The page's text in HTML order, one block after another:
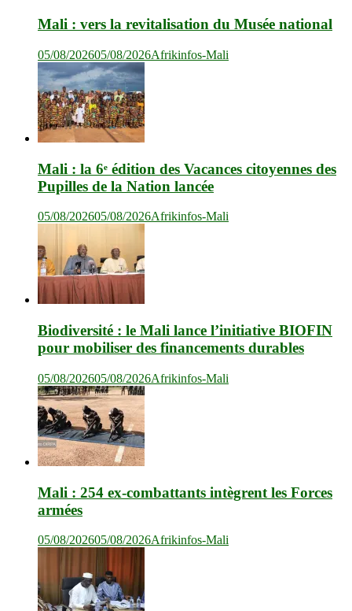
Mali : vers la revitalisation du Musée national
05/08/202605/08/2026Afrikinfos-Mali
Mali : la 6ᵉ édition des Vacances citoyennes des
Pupilles de la Nation lancée
05/08/202605/08/2026Afrikinfos-Mali
Biodiversité : le Mali lance l’initiative BIOFIN
pour mobiliser des financements durables
05/08/202605/08/2026Afrikinfos-Mali
Mali : 254 ex-combattants intègrent les Forces
armées
05/08/202605/08/2026Afrikinfos-Mali